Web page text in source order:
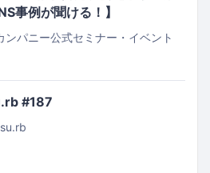
事例が聞ける！】
ンパニー公式セミナー・イベント
#187